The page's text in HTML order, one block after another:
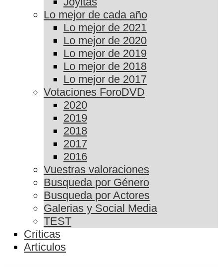
Lo mejor de cada año
Lo mejor de 2021
Lo mejor de 2020
Lo mejor de 2019
Lo mejor de 2018
Lo mejor de 2017
Votaciones ForoDVD
2020
2019
2018
2017
2016
Vuestras valoraciones
Busqueda por Género
Busqueda por Actores
Galerias y Social Media
TEST
Críticas
Artículos